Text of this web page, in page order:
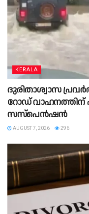
KERALA
ദുരിതാശ്വാസ
റോഡ് വാഹനത്തിന്
സസ്പെൻഷൻ
AUGUST 7, 2026 296